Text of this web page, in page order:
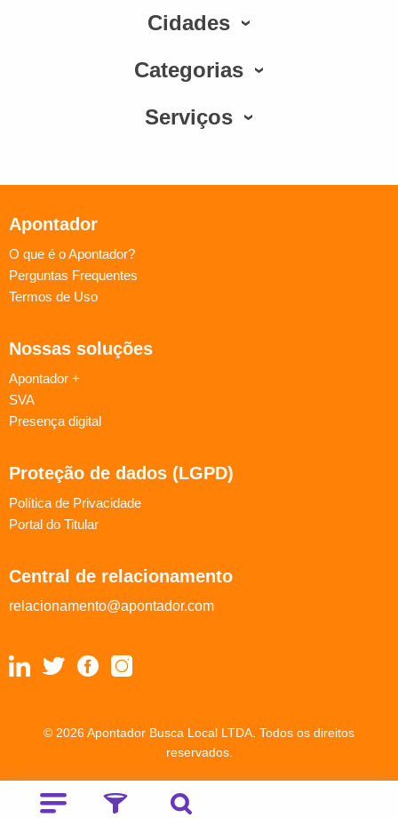
Cidades
Categorias
Serviços
Apontador
O que é o Apontador?
Perguntas Frequentes
Termos de Uso
Nossas soluções
Apontador +
SVA
Presença digital
Proteção de dados (LGPD)
Política de Privacidade
Portal do Titular
Central de relacionamento
relacionamento@apontador.com
© 2026 Apontador Busca Local LTDA. Todos os direitos
reservados.